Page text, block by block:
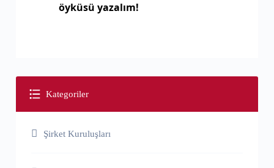
öyküsü yazalım!
Kategoriler
Şirket Kuruluşları